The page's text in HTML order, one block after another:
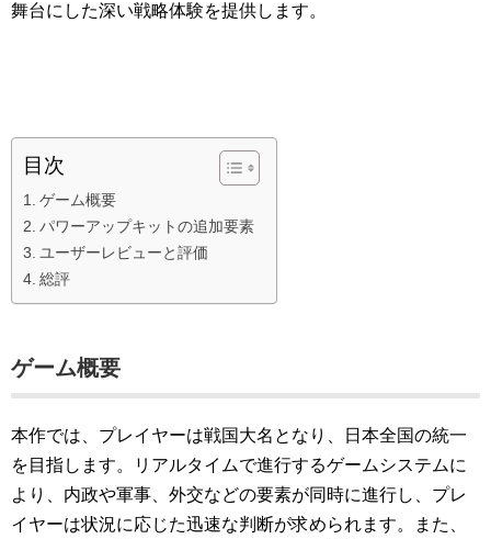
舞台にした深い戦略体験を提供します。
目次
ゲーム概要
パワーアップキットの追加要素
ユーザーレビューと評価
総評
ゲーム概要
本作では、プレイヤーは戦国大名となり、日本全国の統一
を目指します。リアルタイムで進行するゲームシステムに
より、内政や軍事、外交などの要素が同時に進行し、プレ
イヤーは状況に応じた迅速な判断が求められます。また、